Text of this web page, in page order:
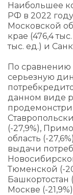
Наибольшее
РФ в 2022
Московской
крае (476,4
тыс. ед.) и
По сравнению
серьезную
данном виде
(-27,9%),
область (-
выдачи
Тюменской (-
Башкортостан
Москве (-